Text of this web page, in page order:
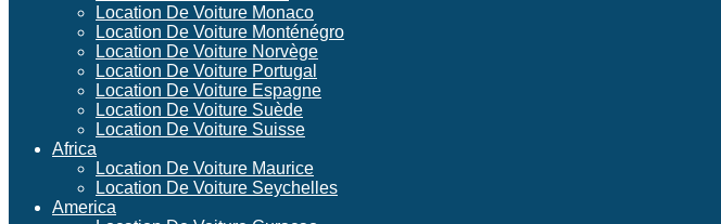
Location De Voiture Monaco
Location De Voiture Monténégro
Location De Voiture Norvège
Location De Voiture Portugal
Location De Voiture Espagne
Location De Voiture Suède
Location De Voiture Suisse
Africa
Location De Voiture Maurice
Location De Voiture Seychelles
America